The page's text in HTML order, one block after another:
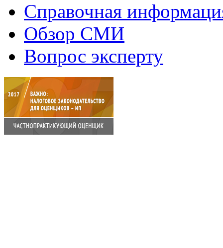
Справочная
Обзор СМИ
Вопрос эксперту